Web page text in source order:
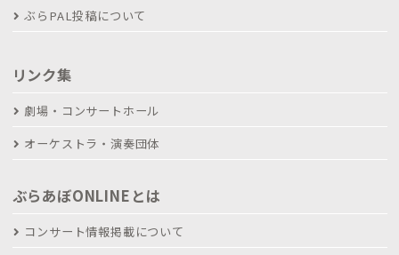
ぶらPAL投稿について
リンク集
劇場・コンサートホール
オーケストラ・演奏団体
ぶらあぼONLINEとは
コンサート情報掲載について